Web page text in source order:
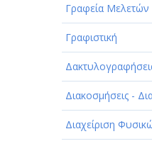
Γραφεία Μελετών
Γραφιστική
Διακοσμήσεις -
Διαχείριση